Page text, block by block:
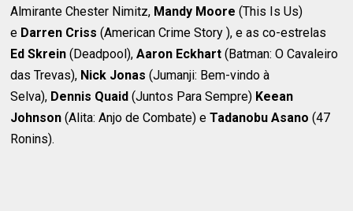
Almirante Chester Nimitz, Mandy Moore (This Is Us)
e Darren Criss (American Crime Story ), e as co-estrelas
Ed Skrein(Deadpool),Aaron Eckhart (Batman: O Cavaleiro
das Trevas), Nick Jonas (Jumanji: Bem-vindo à
Selva), Dennis Quaid (Juntos Para Sempre) Keean
Johnson (Alita: Anjo de Combate) eTadanobu Asano (47
Ronins).